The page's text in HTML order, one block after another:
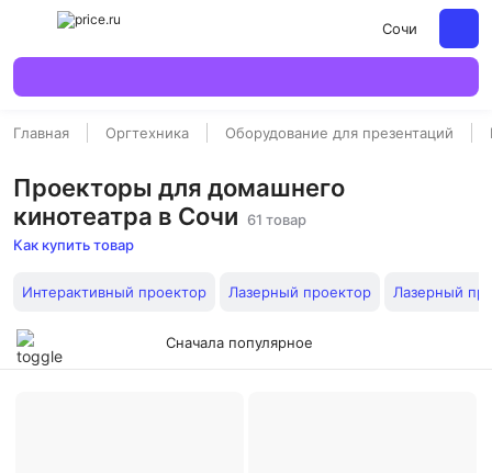
Сочи
Главная Оргтехника Оборудование для презентаций
Проекторы для домашнего
кинотеатра в Сочи 61 товар
Как купить товар
Интерактивный проектор Лазерный проектор Лазерный
Сначала популярное